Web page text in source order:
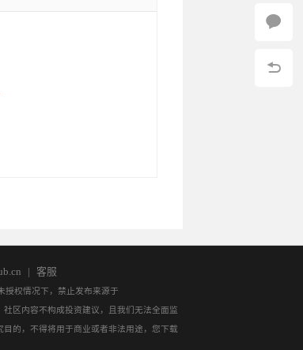
| 客服
授权情况下，禁止发布来源于
区内容不构成投资建议，且我们无法全面监
的，不得将用于商业或者非法用途，您下载